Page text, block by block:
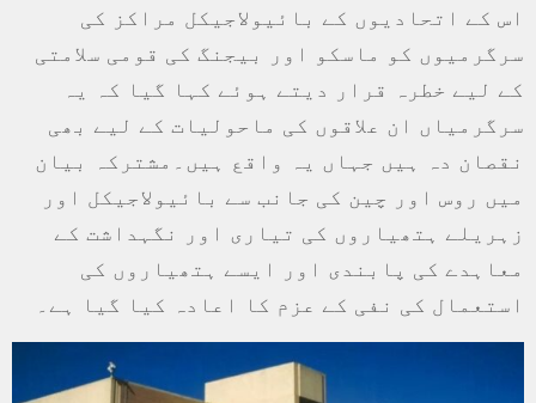
اس کے اتحادیوں کے بائیولاجیکل مراکز کی
سرگرمیوں کو ماسکو اور بیجنگ کی قومی سلامتی
کے لیے خطرہ قرار دیتے ہوئے کہا گیا کہ یہ
سرگرمیاں ان علاقوں کی ماحولیات کے لیے بھی
نقصان دہ ہیں جہاں یہ واقع ہیں۔مشترکہ بیان
میں روس اور چین کی جانب سے بائیولاجیکل اور
زہریلے ہتھیاروں کی تیاری اور نگہداشت کے
معاہدے کی پابندی اور ایسے ہتھیاروں کی
استعمال کی نفی کے عزم کا اعادہ کیا گیا ہے۔